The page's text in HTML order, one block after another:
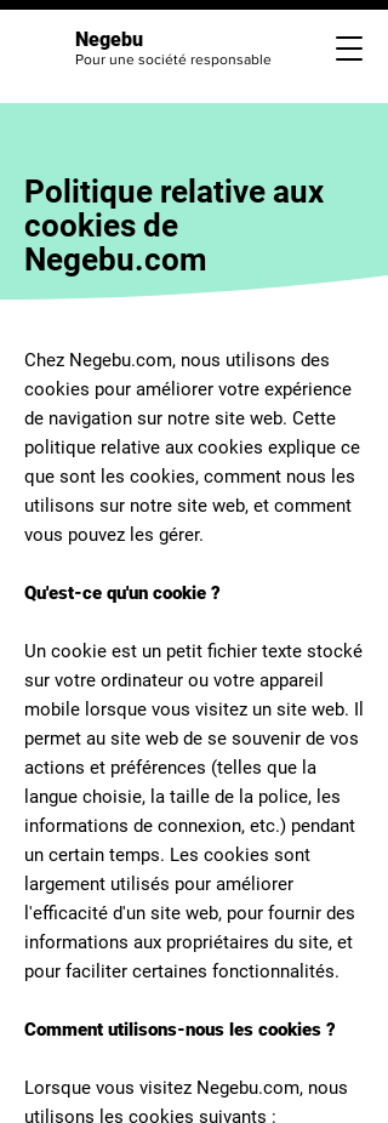
Negebu
Pour une société responsable
Politique relative aux
cookies de
Negebu.com
Chez Negebu.com, nous utilisons des
cookies pour améliorer votre expérience
de navigation sur notre site web. Cette
politique relative aux cookies explique ce
que sont les cookies, comment nous les
utilisons sur notre site web, et comment
vous pouvez les gérer.
Qu'est-ce qu'un cookie ?
Un cookie est un petit fichier texte stocké
sur votre ordinateur ou votre appareil
mobile lorsque vous visitez un site web. Il
permet au site web de se souvenir de vos
actions et préférences (telles que la
langue choisie, la taille de la police, les
informations de connexion, etc.) pendant
un certain temps. Les cookies sont
largement utilisés pour améliorer
l'efficacité d'un site web, pour fournir des
informations aux propriétaires du site, et
pour faciliter certaines fonctionnalités.
Comment utilisons-nous les cookies ?
Lorsque vous visitez Negebu.com, nous
utilisons les cookies suivants :